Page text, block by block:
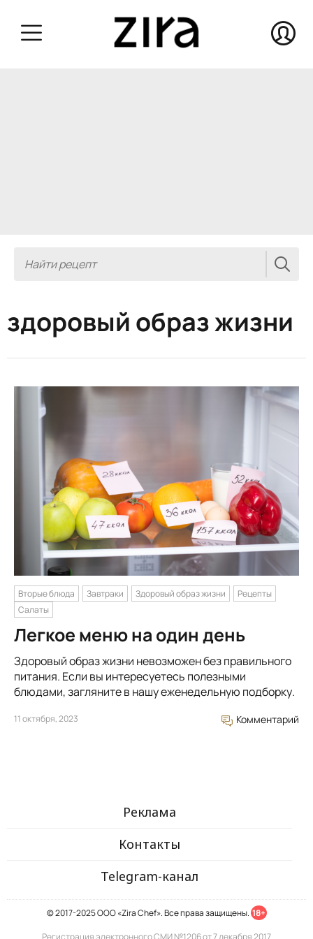
здоровый образ жизни
Вторые блюда Завтраки Здоровый образ жизни
Рецепты
Салаты
Легкое меню на один день
Здоровый образ жизни невозможен без правильного
питания. Если вы интересуетесь полезными
блюдами, загляните в нашу еженедельную подборку.
11 октября, 2023 Комментарий
Реклама
Контакты
Telegram-канал
© 2017-2025 ООО «Zira Chef». Все права защищены. 18+
Регистрация электронного СМИ №1206 от 7 декабря 2017